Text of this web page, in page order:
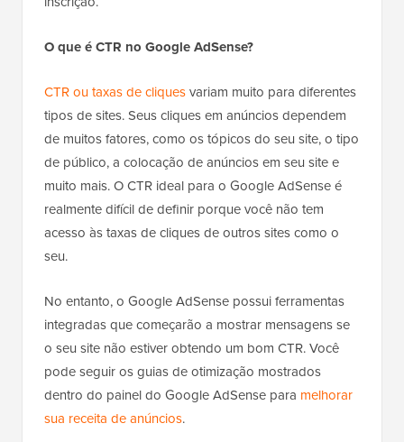
O que é CTR no Google AdSense?
CTR ou taxas de cliquesvariam muito para diferentes
tipos de sites. Seus cliques em anúncios dependem
de muitos fatores, como os tópicos do seu site, o tipo
de público, a colocação de anúncios em seu site e
muito mais. O CTR ideal para o Google AdSense é
realmente difícil de definir porque você não tem
acesso às taxas de cliques de outros sites como o
seu.
No entanto, o Google AdSense possui ferramentas
integradas que começarão a mostrar mensagens se
o seu site não estiver obtendo um bom CTR. Você
pode seguir os guias de otimização mostrados
dentro do painel do Google AdSense para melhorar
sua receita de anúncios.